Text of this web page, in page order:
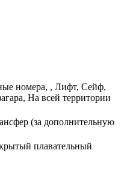
номера, , Лифт, Сейф,
На всей территории
(за дополнительную
плавательный